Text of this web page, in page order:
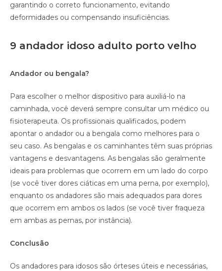
garantindo o correto funcionamento, evitando
deformidades ou compensando insuficiências.
9 andador idoso adulto porto velho
Andador ou bengala?
Para escolher o melhor dispositivo para auxiliá-lo na
caminhada, você deverá sempre consultar um médico ou
fisioterapeuta. Os profissionais qualificados, podem
apontar o andador ou a bengala como melhores para o
seu caso. As bengalas e os caminhantes têm suas próprias
vantagens e desvantagens. As bengalas são geralmente
ideais para problemas que ocorrem em um lado do corpo
(se você tiver dores ciáticas em uma perna, por exemplo),
enquanto os andadores são mais adequados para dores
que ocorrem em ambos os lados (se você tiver fraqueza
em ambas as pernas, por instância).
Conclusão
Os andadores para idosos são órteses úteis e necessárias,